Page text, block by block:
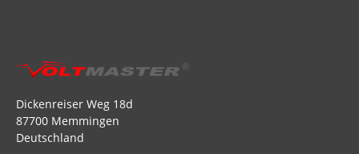
Dickenreiser Weg 18d
87700 Memmingen
Deutschland